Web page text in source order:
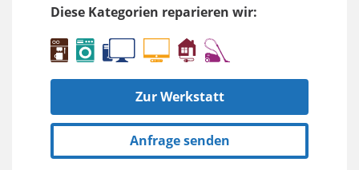
Diese Kategorien reparieren wir:
Zur Werkstatt
Anfrage senden